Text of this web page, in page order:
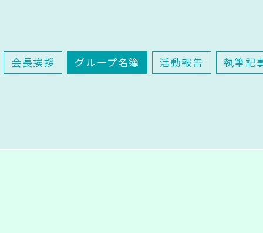
会長挨拶 グループ名簿 活動報告 執筆記